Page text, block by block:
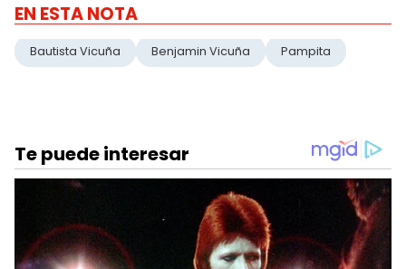
EN ESTA NOTA
Bautista Vicuña Benjamin Vicuña Pampita